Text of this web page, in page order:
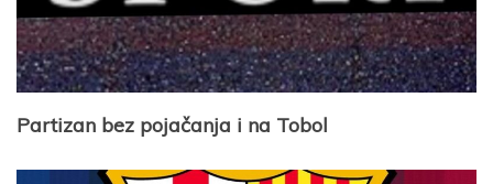
Partizan bez pojačanja i na Tobol